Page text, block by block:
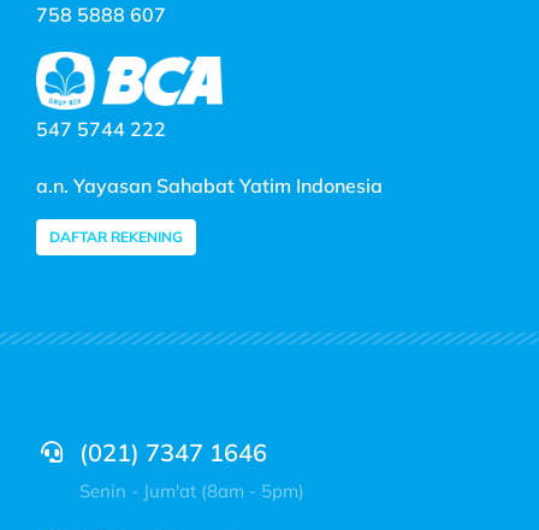
758 5888 607
547 5744 222
a.n. Yayasan Sahabat Yatim Indonesia
DAFTAR REKENING
(021) 7347 1646
Senin - Jum'at (8am - 5pm)